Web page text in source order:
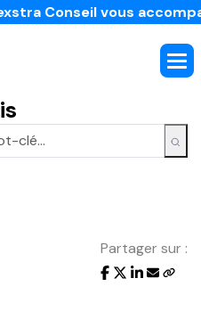
Conseil vous
Partager sur :